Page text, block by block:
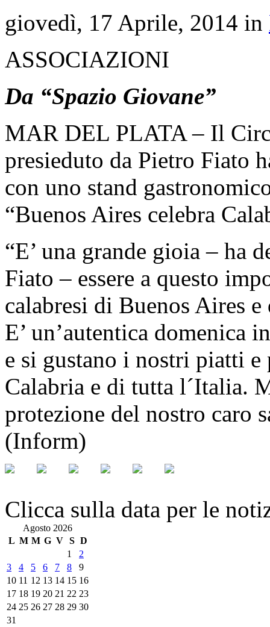
giovedì, 17 Aprile, 2014 in
ASSOCIAZIONI
Da “Spazio Giovane”
MAR DEL PLATA – Il
presieduto da Pietro Fiato
con uno stand
“Buenos Aires celebra
“E’ una grande gioia – ha
Fiato – essere a questo
calabresi di Buenos Aires
E’ un’autentica domenica
e si gustano i nostri piatti
Calabria e di tutta l´Italia.
protezione del nostro caro
(Inform)
Clicca sulla data per le
Agosto 2026
L M M G V S D
1
2
3
4 5 6 7 8
9
10 11 12 13 14 15 16
17 18 19 20 21 22 23
24 25 26 27 28 29 30
31